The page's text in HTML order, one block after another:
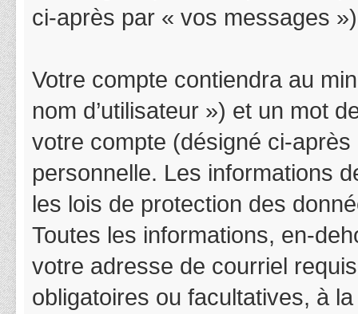
ci-après par « vos messages
Votre compte contiendra au
nom d’utilisateur ») et un mot
votre compte (désigné ci-
personnelle. Les informations
les lois de protection des
Toutes les informations, en-
votre adresse de courriel
obligatoires ou facultatives, à